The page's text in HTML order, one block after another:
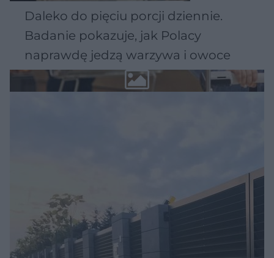
Daleko do pięciu porcji dziennie.
Badanie pokazuje, jak Polacy
naprawdę jedzą warzywa i owoce